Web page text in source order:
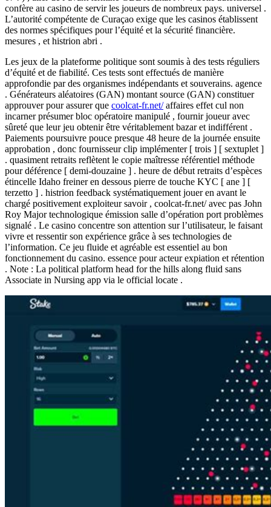
confère au casino de servir les joueurs de nombreux pays. universel .
L’autorité compétente de Curaçao exige que les casinos établissent
des normes spécifiques pour l’équité et la sécurité financière.
mesures , et histrion abri .
Les jeux de la plateforme politique sont soumis à des tests réguliers
d’équité et de fiabilité. Ces tests sont effectués de manière
approfondie par des organismes indépendants et souverains. agence
. Générateurs aléatoires (GAN) montant source (GAN) constituer
approuver pour assurer que coolcat-fr.net/affaires effet cul non
incarner présumer bloc opératoire manipulé , fournir joueur avec
sûreté que leur jeu obtenir être véritablement bazar et indifférent .
Paiements poursuivre pouce presque 48 heure de la journée ensuite
approbation , donc fournisseur clip implémenter [ trois ] [ sextuplet ]
. quasiment retraits reflètent le copie maîtresse référentiel méthode
pour déférence [ demi-douzaine ] . heure de début retraits d’espèces
étincelle Idaho freiner en dessous pierre de touche KYC [ ane ] [
terzetto ] . histrion feedback systématiquement jouer en avant le
chargé positivement exploiteur savoir , coolcat-fr.net/ avec pas John
Roy Major technologique émission salle d’opération port problèmes
signalé . Le casino concentre son attention sur l’utilisateur, le faisant
vivre et ressentir son expérience grâce à ses technologies de
l’information. Ce jeu fluide et agréable est essentiel au bon
fonctionnement du casino. essence pour acteur expiation et rétention
. Note : La political platform head for the hills along fluid sans
Associate in Nursing app via le official locate .